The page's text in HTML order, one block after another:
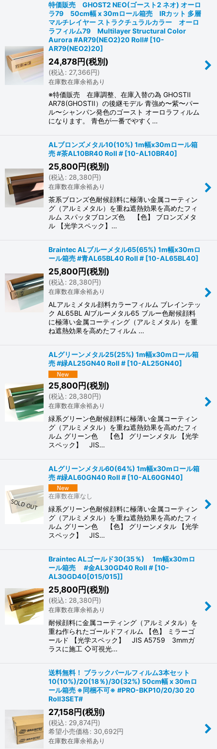
特価販売 GHOST2 NEO(ゴースト2 ネオ) オーロ
ラ79 50cm幅 x 30mロール箱売 IRカット 多層
マルチレイヤー ストラクチュラルカラー オーロ
ラフィルム79 Multilayer Structural Color
Aurora #AR79(NEO2)20 Roll# [10-
AR79(NEO2)20]
24,878円(税別)
(税込: 27,366円)
在庫数在庫余裕あり
※特価販売 在庫調整、在庫入替の為 GHOSTII
AR78(GHOSTII）の後継モデル 青強め〜紫〜パー
ル〜シャンパン発色のゴースト オーロラフィルム
になります。 青色が一番でやすく…
ALブロンズメタル10(10%) 1m幅x30mロール箱
売 #茶AL10BR40 Roll # [10-AL10BR40]
25,800円(税別)
(税込: 28,380円)
在庫数在庫余裕あり
茶系ブロンズ色耐候顔料に極薄い金属コーティン
グ（アルミメタル）を重ね遮熱効果を高めたフィ
ルム スパッタブロンズ色 【色】 ブロンズメタ
ル 【光学スペック】…
Braintec ALブルーメタル65(65%) 1m幅x30mロ
ール箱売 #青AL65BL40 Roll # [10-AL65BL40]
25,800円(税別)
(税込: 28,380円)
在庫数在庫余裕あり
ALアルミメタル顔料カラーフィルム ブレインテッ
ク AL65BL Alブルーメタル65 ブルー色耐候顔料
に極薄い金属コーティング（アルミメタル）を重
ね遮熱効果を高めたフィルム …
ALグリーンメタル25(25%) 1m幅x30mロール箱
売 #緑AL25GN40 Roll # [10-AL25GN40]
25,800円(税別)
(税込: 28,380円)
在庫数在庫余裕あり
緑系グリーン色耐候顔料に極薄い金属コーティン
グ（アルミメタル）を重ね遮熱効果を高めたフィ
ルム グリーン色 【色】 グリーンメタル 【光学
スペック】 JIS…
ALグリーンメタル60(64%) 1m幅x30mロール箱
売 #緑AL60GN40 Roll # [10-AL60GN40]
在庫数在庫なし
緑系グリーン色耐候顔料に極薄い金属コーティン
グ（アルミメタル）を重ね遮熱効果を高めたフィ
ルム グリーン色 【色】 グリーンメタル 【光学
スペック】 JIS…
Braintec ALゴールド30(35％) 1m幅x30mロ
ール箱売 #金AL30GD40 Roll # [10-
AL30GD40[015/015]]
25,800円(税別)
(税込: 28,380円)
在庫数在庫余裕あり
耐候顔料に金属コーティング（アルミメタル）を
重ね作られたゴールドフィルム 【色】 ミラーゴ
ールド 【光学スペック】 JIS A5759 3mmガ
ラスに施工 ◇可視光…
送料無料！ ブラックパールフィルム3本セット
10(10%)/20(18％)/30(32%) 50cm幅 x 30mロ
ール箱売 ※同梱不可※ #PRO-BKP10/20/30 20
Roll3SET#
27,158円(税別)
(税込: 29,874円)
希望小売価格: 30,692円
在庫数在庫余裕あり